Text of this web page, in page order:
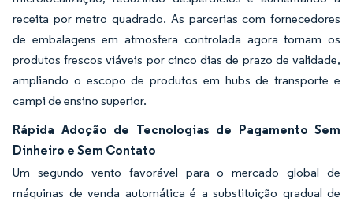
receita por metro quadrado. As parcerias com fornecedores
de embalagens em atmosfera controlada agora tornam os
produtos frescos viáveis por cinco dias de prazo de validade,
ampliando o escopo de produtos em hubs de transporte e
campi de ensino superior.
Rápida Adoção de Tecnologias de Pagamento Sem
Dinheiro e Sem Contato
Um segundo vento favorável para o mercado global de
máquinas de venda automática é a substituição gradual de